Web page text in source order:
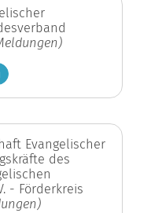
Evangelischer
des
- Förderkreis